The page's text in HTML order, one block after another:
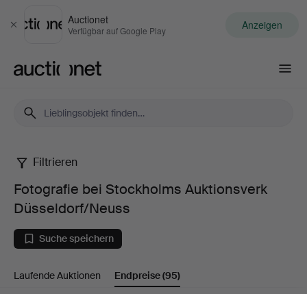
Schließen
Auctionet
Verfügbar auf Google Play Anzeigen
Fotografie
bei
Stockholms
Auktionsverk
Filtrieren
Fotografie bei Stockholms Auktionsverk
Düsseldorf/Neuss
Suche speichern
Laufende Auktionen Endpreise(95)